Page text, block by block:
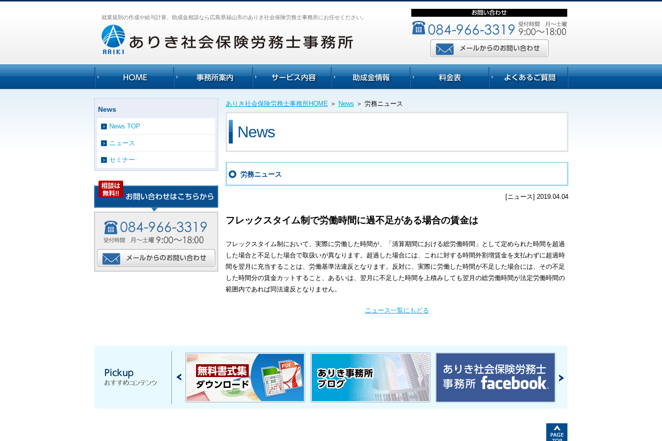
就業規則の作成や給与計算、助成金相談なら広島県福山市のありき社会保険労務士事務所にお任せください。
ありき社会保険労務士事務所HOME＞ News ＞ 労務ニュース
News
労務ニュース
[ニュース] 2019.04.04
フレックスタイム制で労働時間に過不足がある場合の賃金は
フレックスタイム制において、実際に労働した時間が、「清算期間における総労働時間」として定められた時間を超過
した場合と不足した場合で取扱いが異なります。超過した場合には、これに対する時間外割増賃金を支払わずに超過時
間を翌月に充当することは、労働基準法違反となります。反対に、実際に労働した時間が不足した場合には、その不足
した時間分の賃金カットすること、あるいは、翌月に不足した時間を上積みしても翌月の総労働時間が法定労働時間の
範囲内であれば同法違反となりません。
ニュース一覧にもどる
News
News TOP
ニュース
セミナー